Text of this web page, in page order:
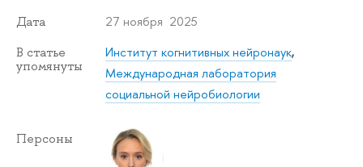
Дата 27 ноября 2025
В статье
упомянуты
Институт когнитивных нейронаук,
Международная лаборатория
социальной нейробиологии
Персоны